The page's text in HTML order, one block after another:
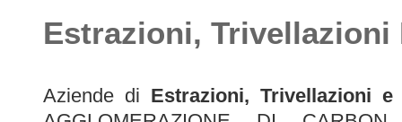
Estrazioni, Trivellazioni
Aziende di Estrazioni, Trivellazioni e